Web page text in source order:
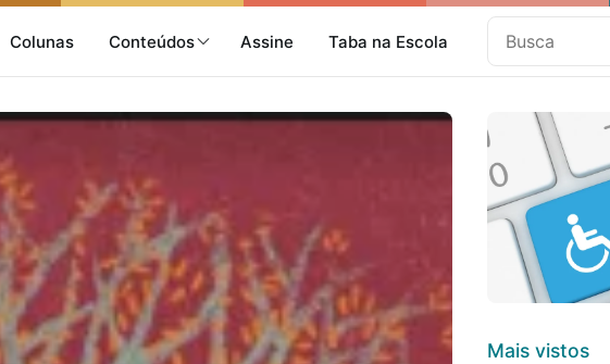
Colunas Conteúdos Assine Taba na Escola
Mais vistos